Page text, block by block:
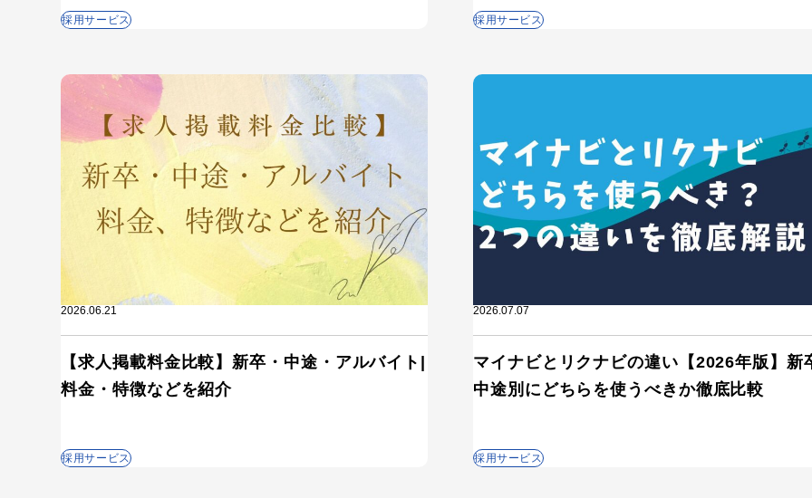
採用課題・改善
Indeed・Indeed PLUS
採用サービス 採用サービス
2026.06.21
【求人掲載料金比較】新卒・中途・アルバイト|
料金・特徴などを紹介
採用サービス
2026.07.07
マイナビとリクナビの違い【2026年版】新
中途別にどちらを使うべきか徹底比較
採用サービス